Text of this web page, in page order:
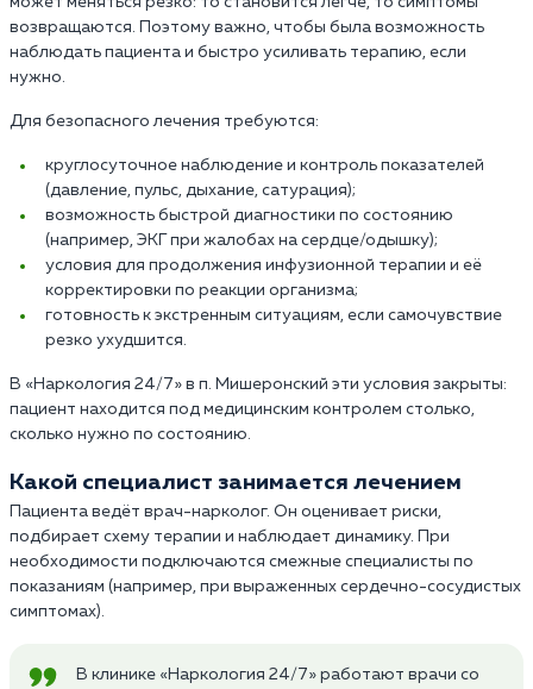
возвращаются. Поэтому важно, чтобы была возможность
наблюдать пациента и быстро усиливать терапию, если
нужно.
Для безопасного лечения требуются:
круглосуточное наблюдение и контроль показателей
(давление, пульс, дыхание, сатурация);
возможность быстрой диагностики по состоянию
(например, ЭКГ при жалобах на сердце/одышку);
условия для продолжения инфузионной терапии и её
корректировки по реакции организма;
готовность к экстренным ситуациям, если самочувствие
резко ухудшится.
В «Наркология 24/7» в п. Мишеронский эти условия закрыты:
пациент находится под медицинским контролем столько,
сколько нужно по состоянию.
Какой специалист занимается лечением
Пациента ведёт врач-нарколог. Он оценивает риски,
подбирает схему терапии и наблюдает динамику. При
необходимости подключаются смежные специалисты по
показаниям (например, при выраженных сердечно-сосудистых
симптомах).
В клинике «Наркология 24/7» работают врачи со